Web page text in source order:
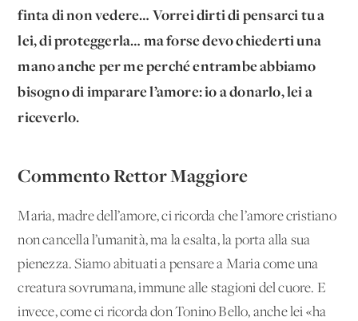
finta di non vedere… Vorrei dirti di pensarci tu a
lei, di proteggerla… ma forse devo chiederti una
mano anche per me perché entrambe abbiamo
bisogno di imparare l’amore: io a donarlo, lei a
riceverlo.
Commento Rettor Maggiore
Maria, madre dell’amore, ci ricorda che l’amore cristiano
non cancella l’umanità, ma la esalta, la porta alla sua
pienezza. Siamo abituati a pensare a Maria come una
creatura sovrumana, immune alle stagioni del cuore. E
invece, come ci ricorda don Tonino Bello, anche lei «ha